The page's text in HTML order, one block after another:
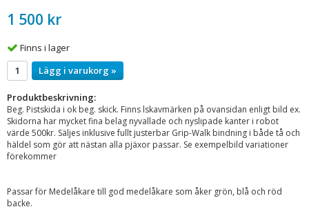
1 500 kr
Finns i lager
Lägg i varukorg »
Produktbeskrivning:
Beg. Pistskida i ok beg. skick. Finns lskavmärken på ovansidan enligt bild ex.
Skidorna har mycket fina belag nyvallade och nyslipade kanter i robot
värde 500kr. Säljes inklusive fullt justerbar Grip-Walk bindning i både tå och
häldel som gör att nästan alla pjäxor passar. Se exempelbild variationer
förekommer
Passar för Medelåkare till god medelåkare som åker grön, blå och röd
backe.